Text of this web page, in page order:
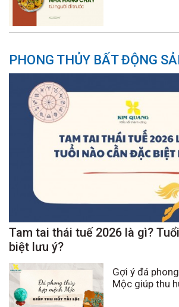
PHONG THỦY BẤT ĐỘNG
Tam tai thái tuế 2026 là gì?
biệt lưu ý?
Gợi ý đá
Mộc giúp thu